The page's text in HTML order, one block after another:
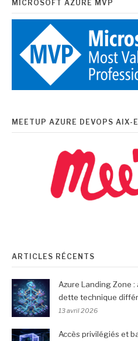
MICROSOFT AZURE MVP
MEETUP AZURE DEVOPS AIX-
ARTICLES RÉCENTS
Azure Landing Zone
dette technique
13 avril 2026
Accès privilégiés et